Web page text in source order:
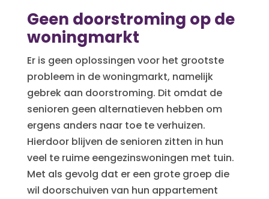
Geen doorstroming op de
woningmarkt
Er is geen oplossingen voor het grootste
probleem in de woningmarkt, namelijk
gebrek aan doorstroming. Dit omdat de
senioren geen alternatieven hebben om
ergens anders naar toe te verhuizen.
Hierdoor blijven de senioren zitten in hun
veel te ruime eengezinswoningen met tuin.
Met als gevolg dat er een grote groep die
wil doorschuiven van hun appartement